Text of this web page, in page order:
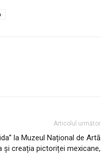
Articolul următor
la Muzeul Național de Artă
și creația pictoriței mexicane,